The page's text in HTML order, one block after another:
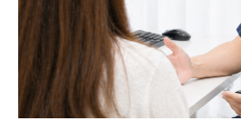
简体中文
English